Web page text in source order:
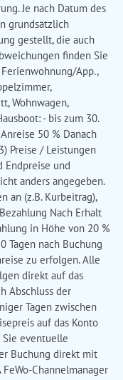
Je nach Datum des
grundsätzlich
gestellt, die auch
finden Sie
App.,
Wohnwagen,
- bis zum 30.
50 % Danach
Preise / Leistungen
Endpreise und
anders angegeben.
an (z.B. Kurbeitrag),
Nach Erhalt
in Höhe von 20 %
Tagen nach Buchung
zu erfolgen. Alle
direkt auf das
Abschluss der
Tagen zwischen
auf das Konto
Sie eventuelle
Buchung direkt mit
Channelmanager